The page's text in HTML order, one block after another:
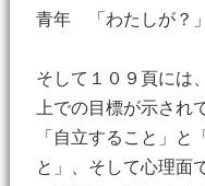
青年 「わたしが？」
そして１０９頁には
上での目標が示され
「自立すること」と
と」、そして心理面